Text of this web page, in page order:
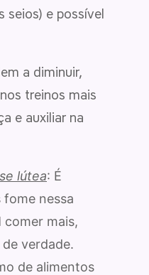
seios) e possível
a diminuir,
treinos mais
e auxiliar na
lútea: É
nessa
comer mais,
verdade.
de alimentos